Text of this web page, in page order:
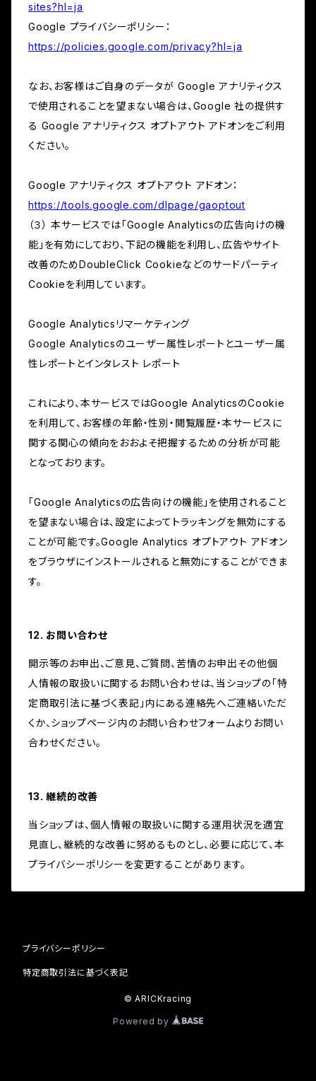
sites?hl=ja
Google プライバシーポリシー：
https://policies.google.com/privacy?hl=ja
なお、お客様はご自身のデータが Google アナリティクス
で使用されることを望まない場合は、Google 社の提供す
る Google アナリティクス オプトアウト アドオンをご利用
ください。
Google アナリティクス オプトアウト アドオン：
https://tools.google.com/dlpage/gaoptout
（３） 本サービスでは「Google Analyticsの広告向けの機
能」を有効にしており、下記の機能を利用し、広告やサイト
改善のためDoubleClick Cookieなどのサードパーティ
Cookieを利用しています。
Google Analyticsリマーケティング
Google Analyticsのユーザー属性レポートとユーザー属
性レポートとインタレスト レポート
これにより、本サービスではGoogle AnalyticsのCookie
を利用して、お客様の年齢・性別・閲覧履歴・本サービスに
関する関心の傾向をおおよそ把握するための分析が可能
となっております。
「Google Analyticsの広告向けの機能」を使用されること
を望まない場合は、設定によってトラッキングを無効にする
ことが可能です。Google Analytics オプトアウト アドオン
をブラウザにインストールされると無効にすることができま
す。
12. お問い合わせ
開示等のお申出、ご意見、ご質問、苦情のお申出その他個
人情報の取扱いに関するお問い合わせは、当ショップの「特
定商取引法に基づく表記」内にある連絡先へご連絡いただ
くか、ショップページ内のお問い合わせフォームよりお問い
合わせください。
13. 継続的改善
当ショップは、個人情報の取扱いに関する運用状況を適宜
見直し、継続的な改善に努めるものとし、必要に応じて、本
プライバシーポリシーを変更することがあります。
プライバシーポリシー
特定商取引法に基づく表記
© ARICKracing
Powered by